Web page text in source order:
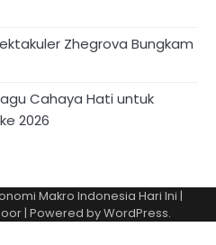
Zhegrova Bungkam
Cahaya Hati untuk
2026
Makro Indonesia Hari Ini |
| Powered byWordPress.